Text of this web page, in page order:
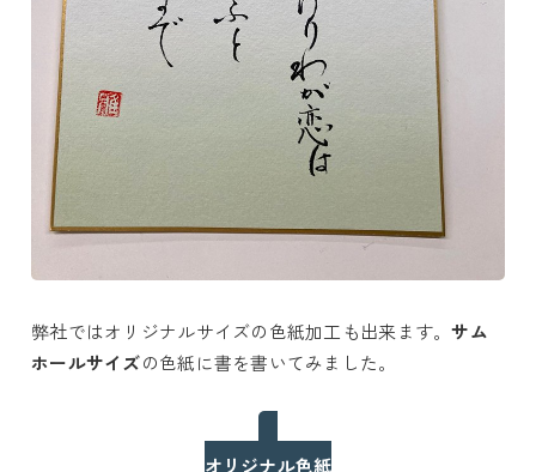
弊社ではオリジナルサイズの色紙加工も出来ます。サム
ホールサイズの色紙に書を書いてみました。
オリジナル色紙